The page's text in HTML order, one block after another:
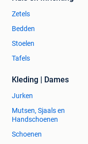
Zetels
Bedden
Stoelen
Tafels
Kleding | Dames
Jurken
Mutsen, Sjaals en
Handschoenen
Schoenen